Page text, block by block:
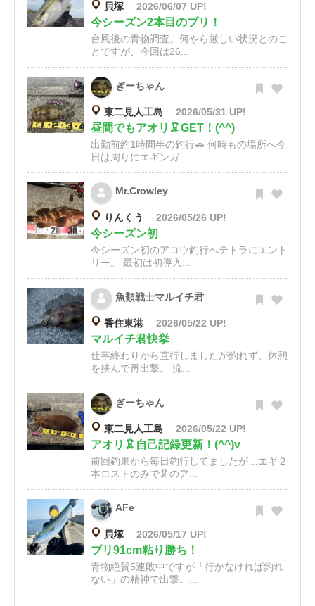
貝塚 2026/06/07 UP!
今シーズン2本目のブリ！
台風後の青物調査。何やら厳しい状況とのこ
とですが、今回は26...
ぎーちゃん
東二見人工島 2026/05/31 UP!
昼間でもアオリ🦑GET！(^^)
出勤前約1時間半の釣行🚗 何時もの場所へ今
日は周りにエギンガ...
Mr.Crowley
りんくう 2026/05/26 UP!
今シーズン初
今シーズン初のアコウ釣行へテトラにエント
リー。 最初は初導入...
魚類戦士マルイチ君
香住東港 2026/05/22 UP!
マルイチ君快挙
仕事終わりから直行しましたが釣れず、休憩
を挟んで再出撃。 流...
ぎーちゃん
東二見人工島 2026/05/22 UP!
アオリ🦑自己記録更新！(^^)v
前回釣果から毎日釣行してましたが…エギ２
本ロストのみで🦑のア...
AFe
貝塚 2026/05/17 UP!
ブリ91cm粘り勝ち！
青物絶賛5連敗中ですが「行かなければ釣れ
ない」の精神で出撃。...